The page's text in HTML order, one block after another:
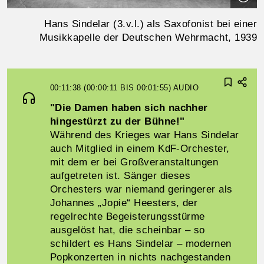
Hans Sindelar (3.v.l.) als Saxofonist bei einer
Musikkapelle der Deutschen Wehrmacht, 1939
00:11:38 (00:00:11 BIS 00:01:55) AUDIO
"Die Damen haben sich nachher
hingestürzt zu der Bühne!"
Während des Krieges war Hans Sindelar
auch Mitglied in einem KdF-Orchester,
mit dem er bei Großveranstaltungen
aufgetreten ist. Sänger dieses
Orchesters war niemand geringerer als
Johannes „Jopie“ Heesters, der
regelrechte Begeisterungsstürme
ausgelöst hat, die scheinbar – so
schildert es Hans Sindelar – modernen
Popkonzerten in nichts nachgestanden